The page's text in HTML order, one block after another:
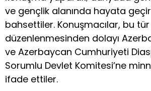
ve gençlik alanında hayata
bahsettiler. Konuşmacılar, bu
düzenlenmesinden dolayı
ve Azerbaycan Cumhuriyeti
Sorumlu Devlet Komitesi’ne
ifade ettiler.